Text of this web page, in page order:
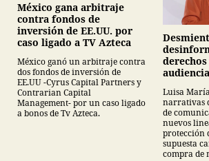
México gana arbitraje
contra fondos de
inversión de EE.UU. por
caso ligado a TV Azteca
México ganó un arbitraje contra
dos fondos de inversión de
EE.UU -Cyrus Capital Partners y
Contrarian Capital
Management- por un caso ligado
a bonos de Tv Azteca.
Luisa
narrativas
de
nuevos
protección
supuesta
compra de